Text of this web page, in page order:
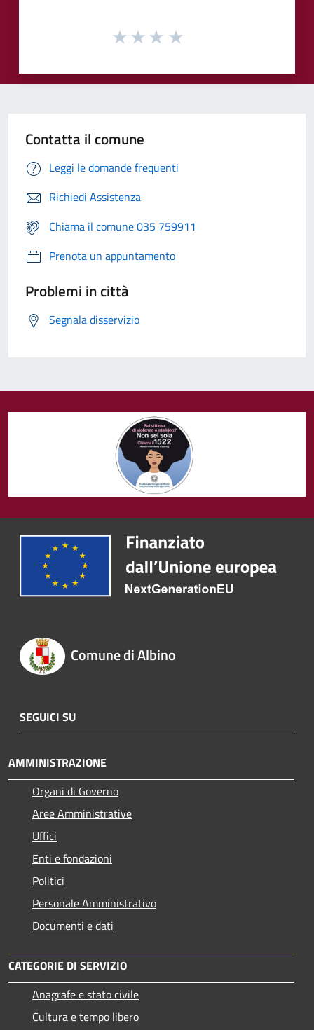
Contatta il comune
Leggi le domande frequenti
Richiedi Assistenza
Chiama il comune 035 759911
Prenota un appuntamento
Problemi in città
Segnala disservizio
Comune di Albino
SEGUICI SU
AMMINISTRAZIONE
Organi di Governo
Aree Amministrative
Uffici
Enti e fondazioni
Politici
Personale Amministrativo
Documenti e dati
CATEGORIE DI SERVIZIO
Anagrafe e stato civile
Cultura e tempo libero